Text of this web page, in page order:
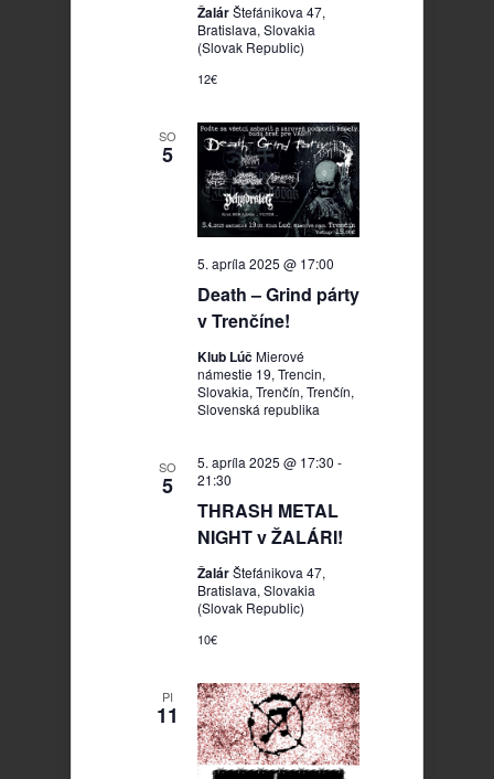
ŽalárŠtefánikova 47,
Bratislava, Slovakia
(Slovak Republic)
12€
SO
5
Death – Grind párty
v Trenčíne!
5. apríla 2025 @ 17:00
Klub LúčMierové
námestie 19, Trencin,
Slovakia, Trenčín, Trenčín,
Slovenská republika
SO
5
THRASH METAL
NIGHT v ŽALÁRI!
5. apríla 2025 @ 17:30 -
21:30
ŽalárŠtefánikova 47,
Bratislava, Slovakia
(Slovak Republic)
10€
PI
11